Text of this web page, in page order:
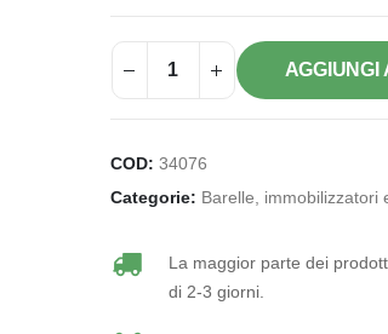
COD: 34076
Categorie: Barelle, immobilizzatori
La maggior parte dei
di 2-3 giorni.